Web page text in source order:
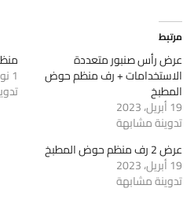
مرتبط
عرض رأس صنبور متعددة
الاستخدامات + رف منظم حوض
المطبخ
19 أبريل، 2023
تدوينة مشابهة
1 نوفمبر، 2022
عرض 2 رف منظم حوض المطبخ
19 أبريل، 2023
تدوينة مشابهة